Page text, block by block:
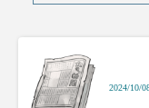
2024/10/